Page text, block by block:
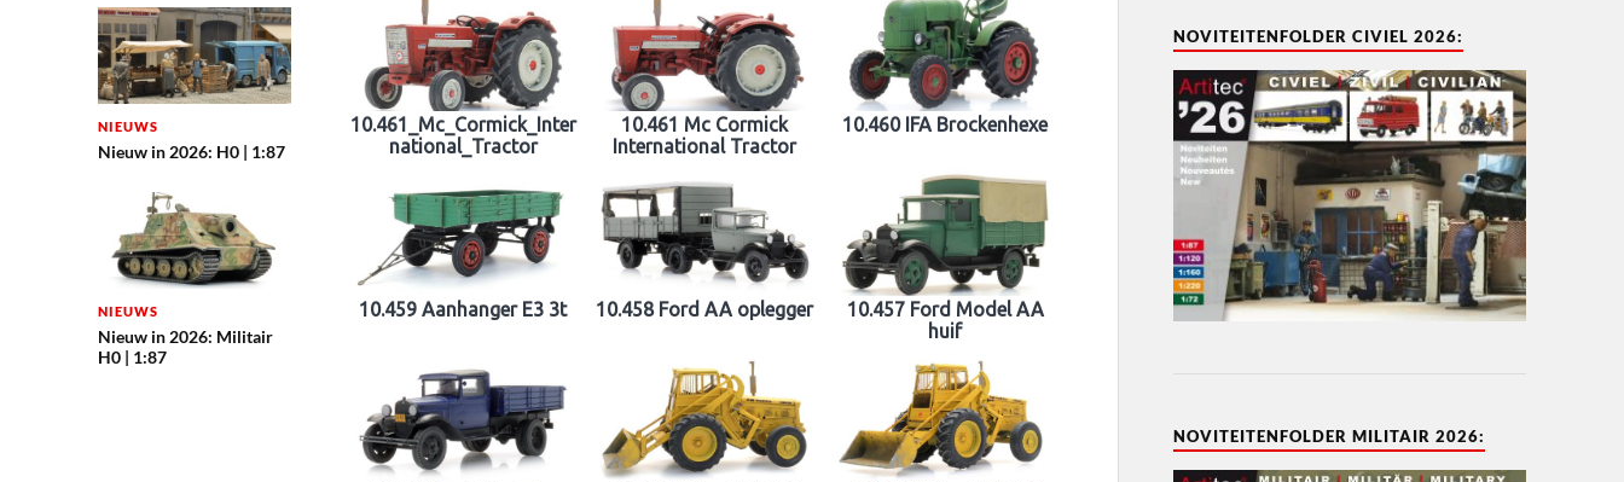
NIEUWS
Nieuw in 2026: H0 | 1:87
NIEUWS
Nieuw in 2026: Militair
H0 | 1:87
10.461_Mc_Cormick_Inter
national_Tractor
10.461 Mc Cormick
International Tractor
10.460 IFA Brockenhexe
10.459 Aanhanger E3 3t 10.458 Ford AA oplegger
10.457 Ford Model AA
huif
NOVITEITENFOLDER CIVIEL 2026:
NOVITEITENFOLDER MILITAIR 2026: